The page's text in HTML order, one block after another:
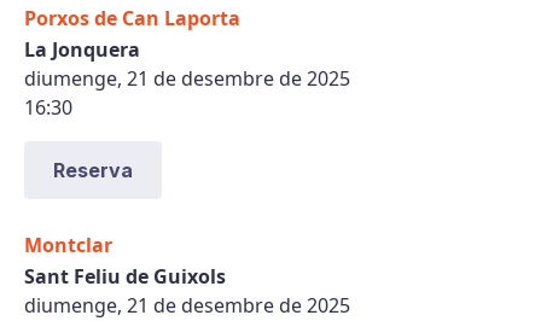
Porxos de Can Laporta
La Jonquera
diumenge, 21 de desembre de 2025
16:30
Reserva
Montclar
Sant Feliu de Guixols
diumenge, 21 de desembre de 2025